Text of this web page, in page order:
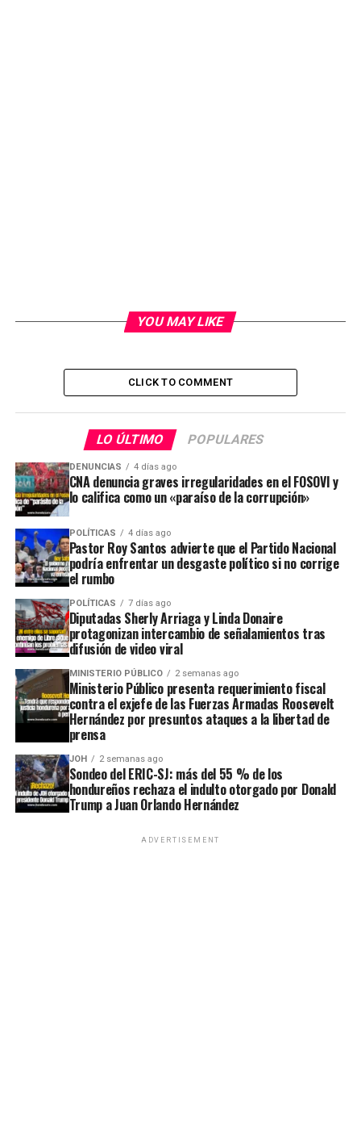
YOU MAY LIKE
CLICK TO COMMENT
LO ÚLTIMO POPULARES
DENUNCIAS 4 días ago
CNA denuncia graves irregularidades en el FOSOVI y
lo califica como un «paraíso de la corrupción»
POLÍTICAS 4 días ago
Pastor Roy Santos advierte que el Partido Nacional
podría enfrentar un desgaste político si no corrige
el rumbo
POLÍTICAS 7 días ago
Diputadas Sherly Arriaga y Linda Donaire
protagonizan intercambio de señalamientos tras
difusión de video viral
MINISTERIO PÚBLICO 2 semanas ago
Ministerio Público presenta requerimiento fiscal
contra el exjefe de las Fuerzas Armadas Roosevelt
Hernández por presuntos ataques a la libertad de
prensa
JOH 2 semanas ago
Sondeo del ERIC-SJ: más del 55 % de los
hondureños rechaza el indulto otorgado por Donald
Trump a Juan Orlando Hernández
ADVERTISEMENT